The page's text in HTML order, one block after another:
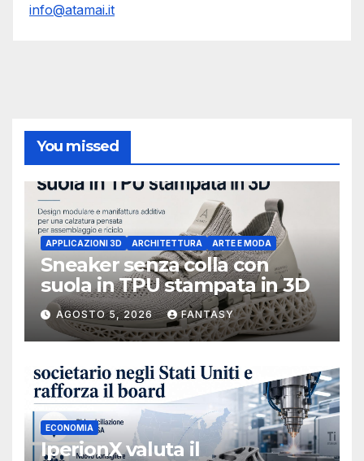
info@atamai.it
You missed
APPLICAZIONI 3D ARCHITETTURA ARTE E MODA
Sneaker senza colla con
suola in TPU stampata in 3D
AGOSTO 5, 2026 FANTASY
ECONOMIA
IperionX valuta il